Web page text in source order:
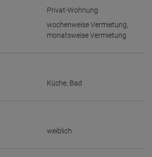
Privat-Wohnung
wochenweise Vermietung,
monatsweise Vermietung
Küche, Bad
weiblich